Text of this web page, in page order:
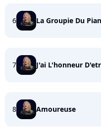
6 La Groupie Du
7 J'ai L'honneur
8 Amoureuse